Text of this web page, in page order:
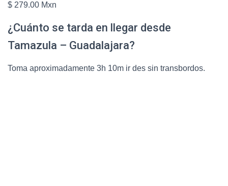
$ 279.00 Mxn
¿Cuánto se tarda en llegar desde
Tamazula – Guadalajara?
Toma aproximadamente 3h 10m ir des sin transbordos.